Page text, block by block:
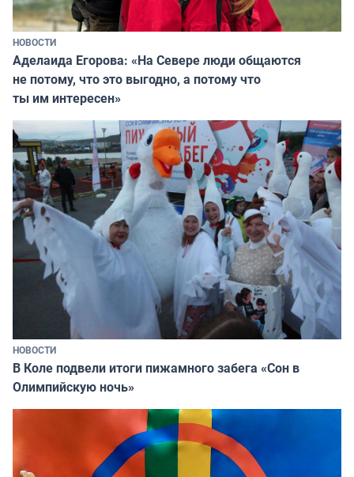
НОВОСТИ
Аделаида Егорова: «На Севере люди общаются
не потому, что это выгодно, а потому что
ты им интересен»
НОВОСТИ
В Коле подвели итоги пижамного забега «Сон в
Олимпийскую ночь»